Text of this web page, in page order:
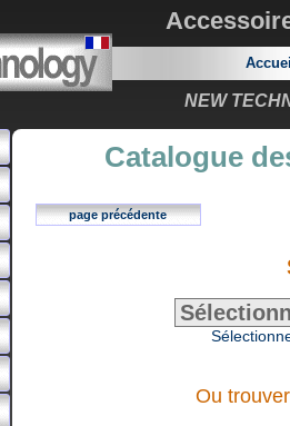
NEW
Catalogue
page précédente
Ou